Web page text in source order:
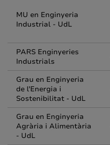
MU en Enginyeria
Industrial - UdL
PARS Enginyeries
Industrials
Grau en Enginyeria
de l'Energia i
Sostenibilitat - UdL
Grau en Enginyeria
Agrària i Alimentària
- UdL